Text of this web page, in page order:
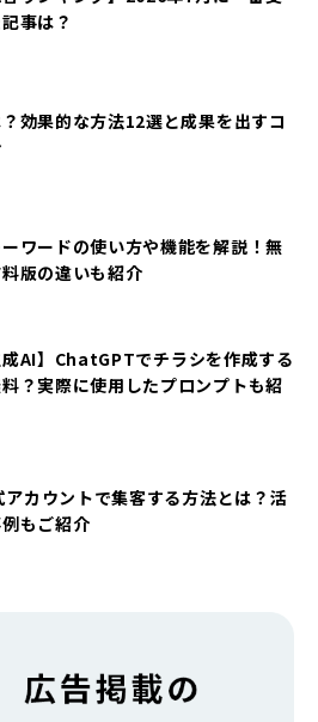
事は？
効果的な方法12選と成果を出すコ
ワードの使い方や機能を解説！無
版の違いも紹介
成AI】ChatGPTでチラシを作成する
？実際に使用したプロンプトも紹
アカウントで集客する方法とは？活
もご紹介